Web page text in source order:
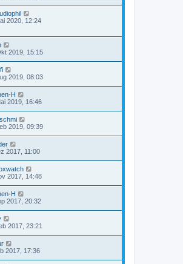
2020, 12:24
2019, 15:15
2019, 08:03
H
2019, 16:46
2019, 09:39
2017, 11:00
2017, 14:48
H
2017, 20:32
2017, 23:21
2017, 17:36